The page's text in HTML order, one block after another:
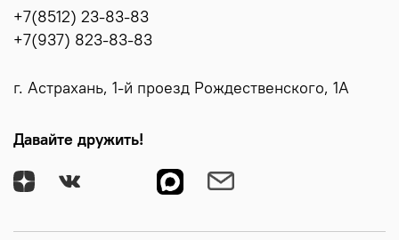
+7(8512) 23-83-83
+7(937) 823-83-83
г. Астрахань, 1-й проезд Рождественского, 1А
Давайте дружить!